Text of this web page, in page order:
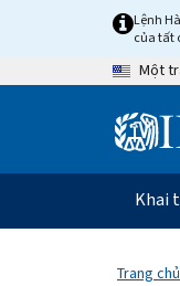
content
Lệnh
của tất
Một
Điều
chính
Khai
Trang chủ